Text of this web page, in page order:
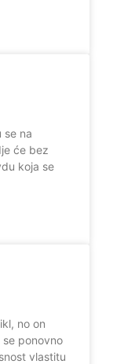
se na
će bez
koja se
no on
ponovno
vlastitu